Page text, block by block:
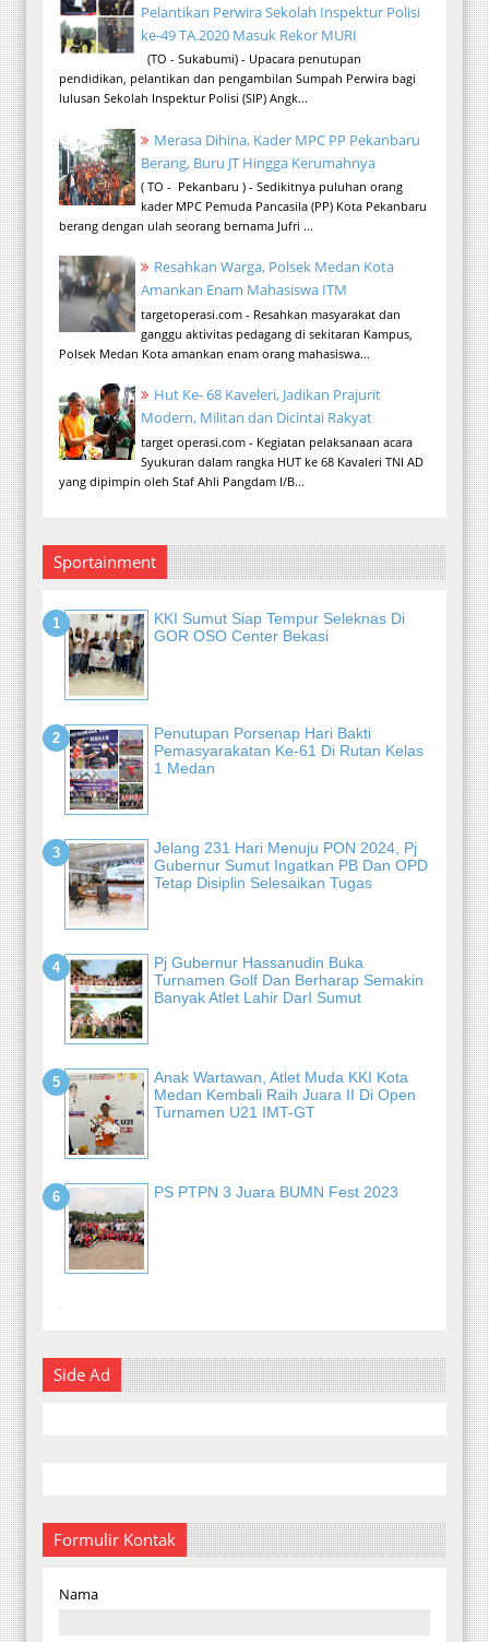
Pelantikan Perwira Sekolah Inspektur Polisi
ke-49 TA.2020 Masuk Rekor MURI
(TO - Sukabumi) - Upacara penutupan
pendidikan, pelantikan dan pengambilan Sumpah Perwira bagi
lulusan Sekolah Inspektur Polisi (SIP) Angk...
Merasa Dihina, Kader MPC PP Pekanbaru
Berang, Buru JT Hingga Kerumahnya
( TO - Pekanbaru ) - Sedikitnya puluhan orang
kader MPC Pemuda Pancasila (PP) Kota Pekanbaru
berang dengan ulah seorang bernama Jufri ...
Resahkan Warga, Polsek Medan Kota
Amankan Enam Mahasiswa ITM
targetoperasi.com - Resahkan masyarakat dan
ganggu aktivitas pedagang di sekitaran Kampus,
Polsek Medan Kota amankan enam orang mahasiswa...
Hut Ke- 68 Kaveleri, Jadikan Prajurit
Modern, Militan dan Dicintai Rakyat
target operasi.com - Kegiatan pelaksanaan acara
Syukuran dalam rangka HUT ke 68 Kavaleri TNI AD
yang dipimpin oleh Staf Ahli Pangdam I/B...
Sportainment
KKI Sumut Siap Tempur Seleknas Di
GOR OSO Center Bekasi
Penutupan Porsenap Hari Bakti
Pemasyarakatan Ke-61 Di Rutan Kelas
1 Medan
Jelang 231 Hari Menuju PON 2024, Pj
Gubernur Sumut Ingatkan PB Dan OPD
Tetap Disiplin Selesaikan Tugas
Pj Gubernur Hassanudin Buka
Turnamen Golf Dan Berharap Semakin
Banyak Atlet Lahir DarI Sumut
Anak Wartawan, Atlet Muda KKI Kota
Medan Kembali Raih Juara II Di Open
Turnamen U21 IMT-GT
PS PTPN 3 Juara BUMN Fest 2023
-
Side Ad
Formulir Kontak
Nama